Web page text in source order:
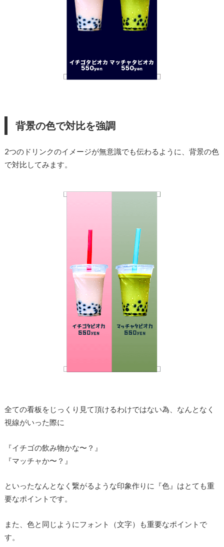
背景の色で対比を強調
2つのドリンクのイメージが無意識でも伝わるように、背景の色
で対比してみます。
全ての看板をじっくり見て頂けるわけではない為、なんとなく
視線がいった際に
『イチゴの飲み物かな〜？』
『マッチャか〜？』
といったなんとなく繋がるような印象作りに『色』はとても重
要なポイントです。
また、色と同じようにフォント（文字）も重要なポイントで
す。